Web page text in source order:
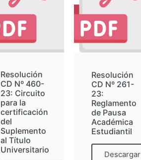
Resolución
CD Nº 460-
23: Circuito
para la
certificación
del
Suplemento
al Título
Universitario
Resolución
CD Nº 261-
23:
Reglamento
de Pausa
Académica
Estudiantil
Descargar